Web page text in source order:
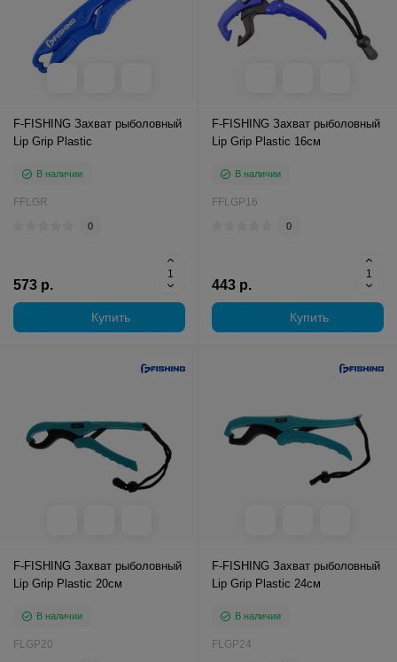
F-FISHING Захват рыболовный
Lip Grip Plastic
В наличии
FFLGR
0
573 р.
Купить
F-FISHING Захват рыболовный
Lip Grip Plastic 16см
В наличии
FFLGP16
0
443 р.
Купить
F-FISHING Захват рыболовный
Lip Grip Plastic 20см
В наличии
FLGP20
F-FISHING Захват рыболовный
Lip Grip Plastic 24см
В наличии
FLGP24